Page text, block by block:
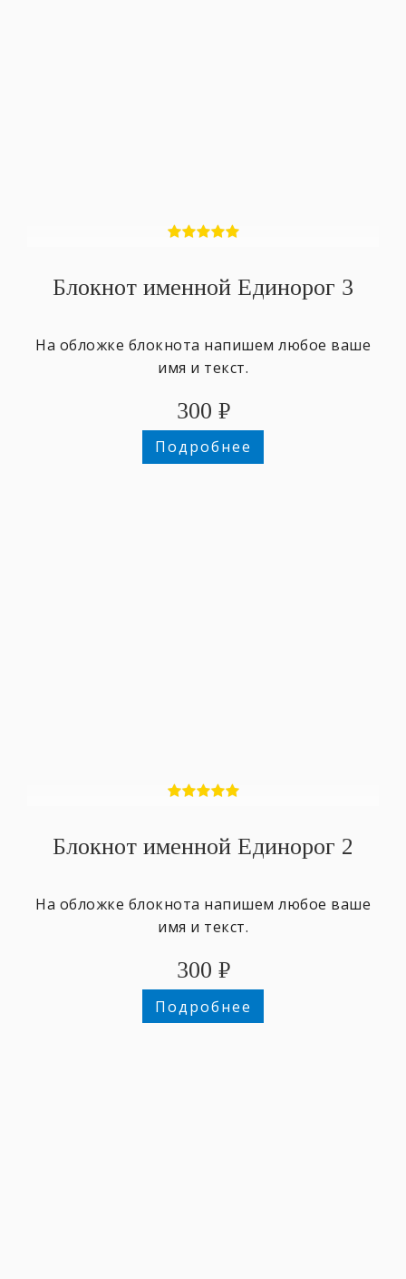
Блокнот именной Единорог 3
На обложке блокнота напишем любое ваше
имя и текст.
300 ₽
Подробнее
Блокнот именной Единорог 2
На обложке блокнота напишем любое ваше
имя и текст.
300 ₽
Подробнее